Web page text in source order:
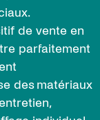
de vente en
parfaitement
des matériaux